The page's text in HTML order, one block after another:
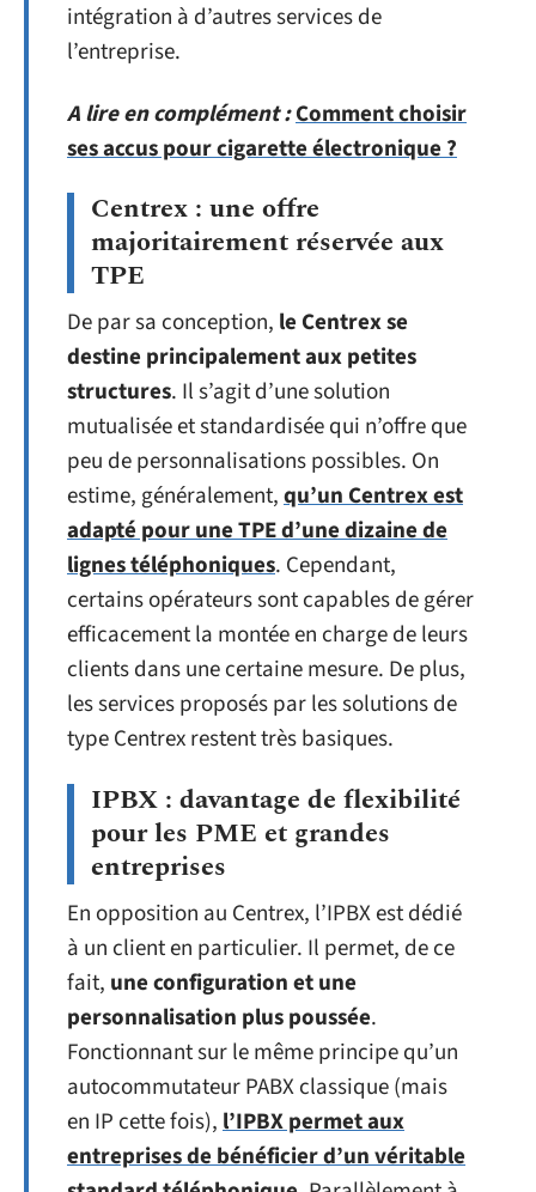
intégration à d’autres services de
l’entreprise.
A lire en complément :Comment choisir
ses accus pour cigarette électronique ?
Centrex : une offre
majoritairement réservée aux
TPE
De par sa conception, le Centrex se
destine principalement aux petites
structures. Il s’agit d’une solution
mutualisée et standardisée qui n’offre que
peu de personnalisations possibles. On
estime, généralement,qu’un Centrex est
adapté pour une TPE d’une dizaine de
lignes téléphoniques. Cependant,
certains opérateurs sont capables de gérer
efficacement la montée en charge de leurs
clients dans une certaine mesure. De plus,
les services proposés par les solutions de
type Centrex restent très basiques.
IPBX : davantage de flexibilité
pour les PME et grandes
entreprises
En opposition au Centrex, l’IPBX est dédié
à un client en particulier. Il permet, de ce
fait, une configuration et une
personnalisation plus poussée.
Fonctionnant sur le même principe qu’un
autocommutateur PABX classique (mais
en IP cette fois),l’IPBX permet aux
entreprises de bénéficier d’un véritable